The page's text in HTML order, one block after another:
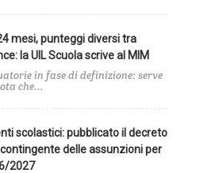
mesi, punteggi diversi tra
la UIL Scuola scrive al MIM
in fase di definizione: serve
che...
scolastici: pubblicato il decreto
delle assunzioni per
2027